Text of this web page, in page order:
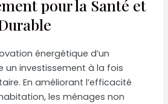
pour la Santé et
énergétique d’un
un investissement à la fois
En améliorant l’efficacité
les ménages non